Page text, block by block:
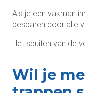
Als je een vakman
besparen door alle
Het spuiten van de
Wil je